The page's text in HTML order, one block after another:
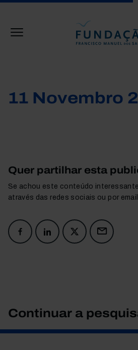
11 Novembro
Quer partilhar esta
Se achou este conteúdo
através das redes sociais ou por
Continuar a